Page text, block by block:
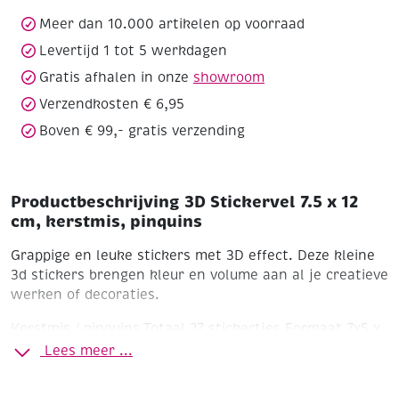
kerstmis,
Meer dan 10.000 artikelen op voorraad
Levertijd 1 tot 5 werkdagen
Gratis afhalen in onze showroom
Verzendkosten € 6,95
Boven € 99,- gratis verzending
Productbeschrijving 3D Stickervel 7.5 x 12
cm, kerstmis, pinquins
Grappige en leuke stickers met 3D effect. Deze kleine
3d stickers brengen kleur en volume aan al je creatieve
werken of decoraties.
Totaal 27 stickertjes
Formaat 7x5 x
12 cmLees meer ...